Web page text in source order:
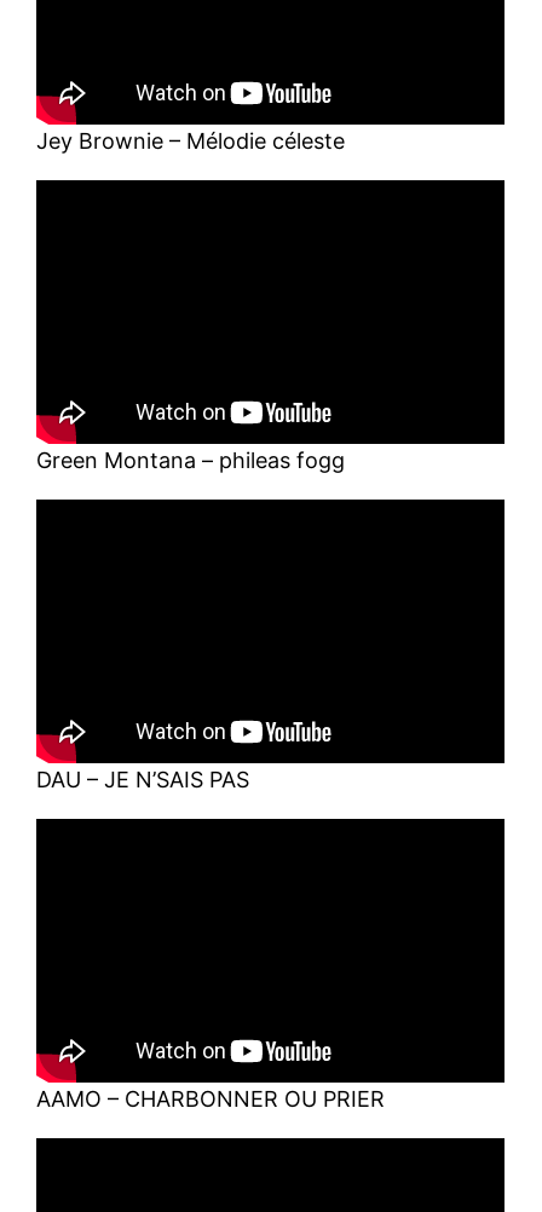
Jey Brownie – Mélodie céleste
Green Montana – phileas fogg
DAU – JE N’SAIS PAS
AAMO – CHARBONNER OU PRIER